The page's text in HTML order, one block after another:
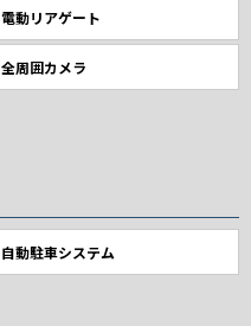
電動リアゲート
全周囲カメラ
自動駐車システム